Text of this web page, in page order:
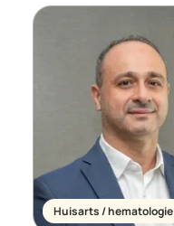
Huisarts / hematologie